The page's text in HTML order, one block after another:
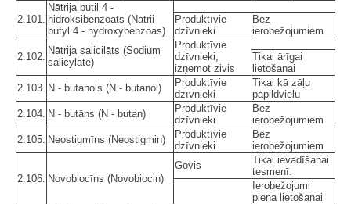
2.101.
Nātrija butil 4 -
hidroksibenzoāts (Natrii
butyl 4 - hydroxybenzoas)
Produktīvie
dzīvnieki
Bez
ierobežojumiem
2.102.
Nātrija salicilāts (Sodium
salicylate)
Produktīvie
dzīvnieki,
izņemot zivis
Tikai ārīgai
lietošanai
2.103. N - butanols (N - butanol)
Produktīvie
dzīvnieki
Tikai kā zāļu
papildvielu
2.104. N - butāns (N - butan)
Produktīvie
dzīvnieki
Bez
ierobežojumiem
2.105. Neostigmīns (Neostigmin)
Produktīvie
dzīvnieki
Bez
ierobežojumiem
2.106. Novobiocīns (Novobiocin)
Govis
Tikai ievadīšanai
tesmenī.
Ierobežojumi
piena lietošanai